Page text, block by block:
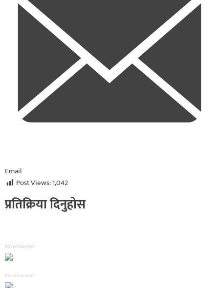
Email
Post Views:1,042
प्रतिक्रिया दिनुहोस
Advertisement
Advertisement